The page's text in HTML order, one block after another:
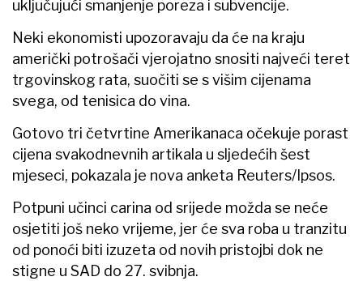
uključujući smanjenje poreza i subvencije.
Neki ekonomisti upozoravaju da će na kraju
američki potrošači vjerojatno snositi najveći teret
trgovinskog rata, suočiti se s višim cijenama
svega, od tenisica do vina.
Gotovo tri četvrtine Amerikanaca očekuje porast
cijena svakodnevnih artikala u sljedećih šest
mjeseci, pokazala je nova anketa Reuters/Ipsos.
Potpuni učinci carina od srijede možda se neće
osjetiti još neko vrijeme, jer će sva roba u tranzitu
od ponoći biti izuzeta od novih pristojbi dok ne
stigne u SAD do 27. svibnja.